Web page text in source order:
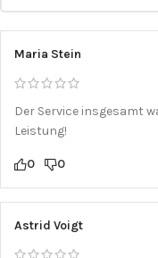
Maria Stein
Der Service insgesamt
Leistung!
0 0
Astrid Voigt